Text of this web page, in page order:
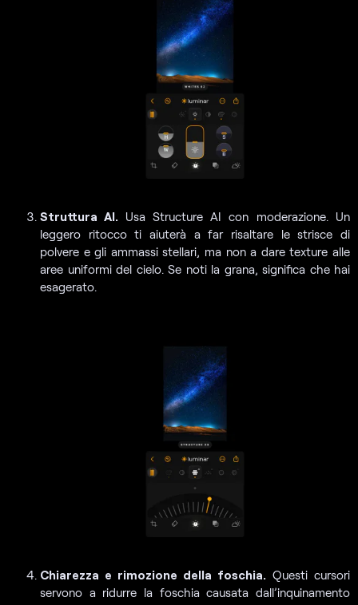
Struttura AI. Usa Structure AI con moderazione. Un
leggero ritocco ti aiuterà a far risaltare le strisce di
polvere e gli ammassi stellari, ma non a dare texture alle
aree uniformi del cielo. Se noti la grana, significa che hai
esagerato.
Chiarezza e rimozione della foschia. Questi cursori
servono a ridurre la foschia causata dall’inquinamento